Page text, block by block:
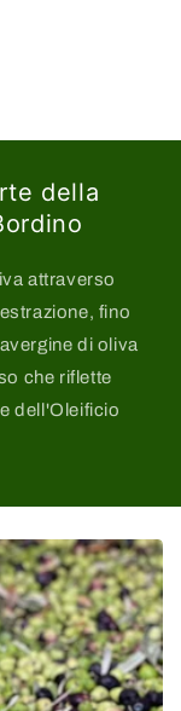
della
attraverso
fino
di oliva
che riflette
dell'Oleificio